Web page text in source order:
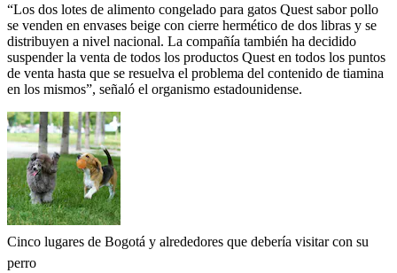
“Los dos lotes de alimento congelado para gatos Quest sabor pollo
se venden en envases beige con cierre hermético de dos libras y se
distribuyen a nivel nacional. La compañía también ha decidido
suspender la venta de todos los productos Quest en todos los puntos
de venta hasta que se resuelva el problema del contenido de tiamina
en los mismos”, señaló el organismo estadounidense.
Cinco lugares de Bogotá y alrededores que debería visitar con su
perro